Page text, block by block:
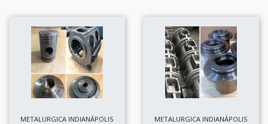
METALURGICA INDIANÁPOLIS
METALURGICA INDIANÁPOLIS